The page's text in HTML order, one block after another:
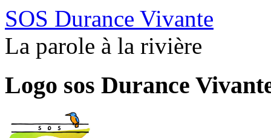
SOS Durance Vivante
La parole à la rivière
Logo sos Durance